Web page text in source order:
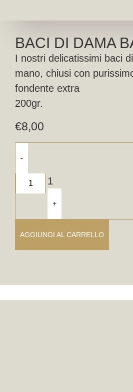
BACI DI DAMA
I nostri delicatissimi baci
mano, chiusi con
fondente extra
200gr.
€8,00
-
1
+
AGGIUNGI AL CARRELLO